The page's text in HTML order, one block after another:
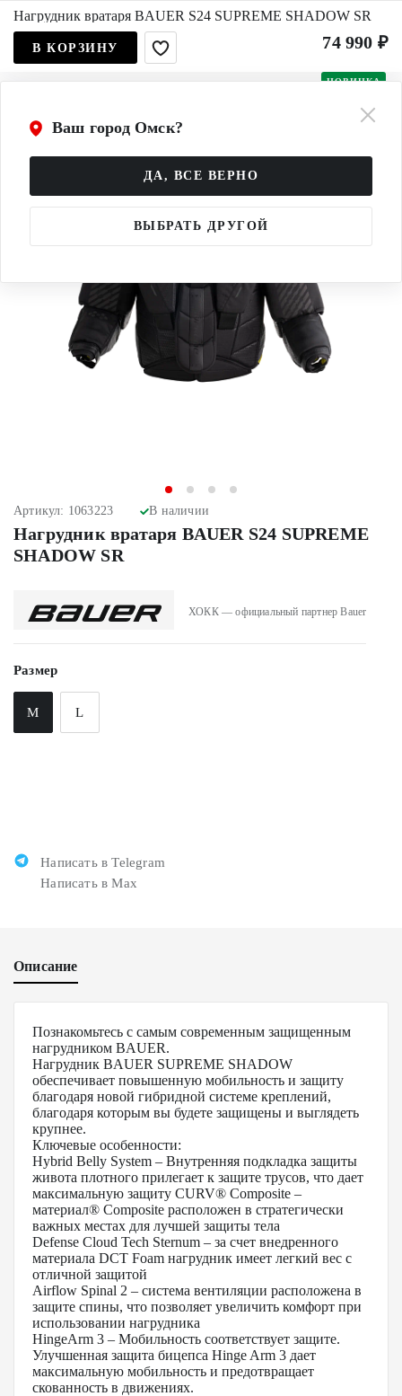
Ваш город Омск?
ДА, ВСЕ ВЕРНО
ВЫБРАТЬ ДРУГОЙ
НОВИНКА
Артикул: 1063223 В наличии
Нагрудник вратаря BAUER S24 SUPREME
SHADOW SR
ХОКК — официальный партнер Bauer
Размер
M L
Написать в Telegram
Написать в Max
Описание
Познакомьтесь с самым современным защищенным
нагрудником BAUER.
Нагрудник BAUER SUPREME SHADOW
обеспечивает повышенную мобильность и защиту
благодаря новой гибридной системе креплений,
благодаря которым вы будете защищены и выглядеть
крупнее.
Ключевые особенности:
Hybrid Belly System – Внутренняя подкладка защиты
живота плотного прилегает к защите трусов, что дает
максимальную защиту CURV® Composite –
материал® Composite расположен в стратегически
важных местах для лучшей защиты тела
Defense Cloud Tech Sternum – за счет внедренного
материала DCT Foam нагрудник имеет легкий вес с
отличной защитой
Airflow Spinal 2 – система вентиляции расположена в
защите спины, что позволяет увеличить комфорт при
использовании нагрудника
HingeArm 3 – Мобильность соответствует защите.
Улучшенная защита бицепса Hinge Arm 3 дает
максимальную мобильность и предотвращает
скованность в движениях.
Нагрудник вратаря BAUER S24 SUPREME SHADOW SR
74 990 ₽
В КОРЗИНУ